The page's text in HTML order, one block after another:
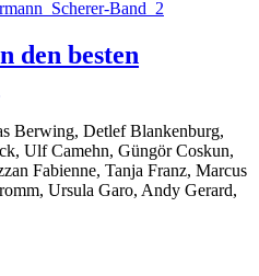
den besten
Berwing, Detlef Blankenburg,
Ulf Camehn, Güngör Coskun,
Fabienne, Tanja Franz, Marcus
Ursula Garo, Andy Gerard,